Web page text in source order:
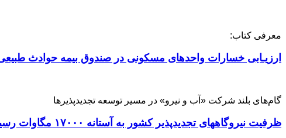
معرفی کتاب:
ارزیـابی خسارات واحدهای مسکونی در صندوق بیمه حوادث
گام‌های بلند شرکت «آب و نیرو» در مسیر توسعه تجدیدپذیرها
ظرفیت نیروگاههای تجدیدپذیر کشور به آستانه ۱۷۰۰۰ مگاوات رسید